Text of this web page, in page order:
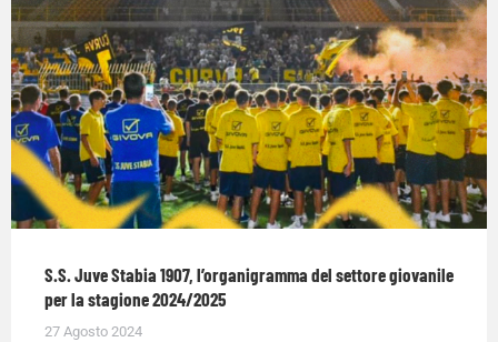
S.S. Juve Stabia 1907, l’organigramma del settore giovanile
per la stagione 2024/2025
27 Agosto 2024